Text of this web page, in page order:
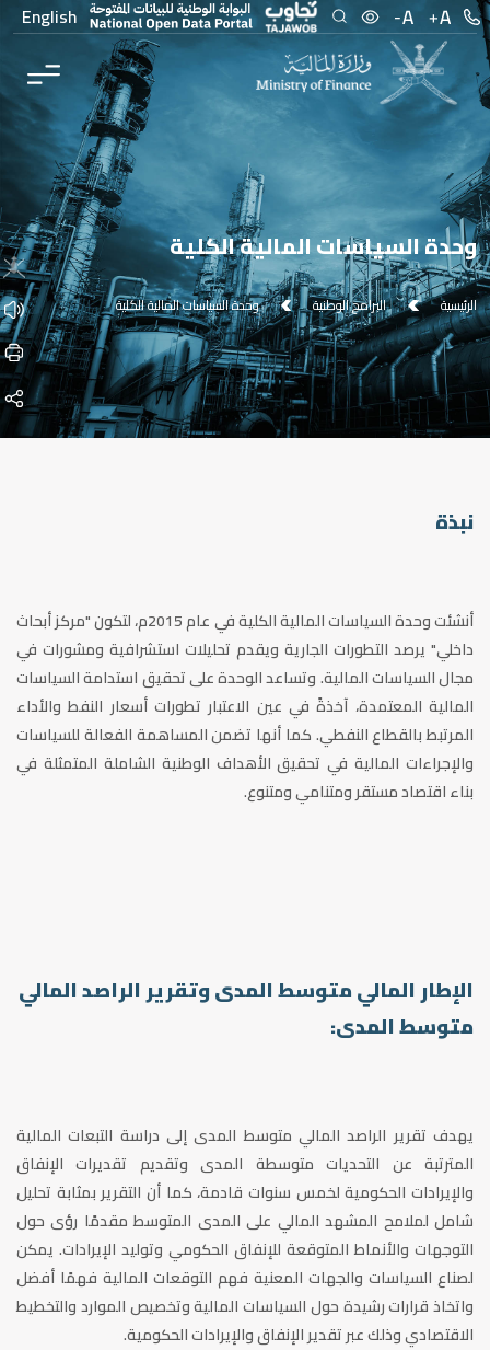
English
وحدة السياسات المالية الكلية
الرئيسية البرامج الوطنية وحدة السياسات المالية الكلية
نبذة
أنشئت وحدة السياسات المالية الكلية في عام 2015م، لتكون "مركز أبحاث
داخلي" يرصد التطورات الجارية ويقدم تحليلات استشرافية ومشورات في
مجال السياسات المالية. وتساعد الوحدة على تحقيق استدامة السياسات
المالية المعتمدة، آخذةً في عين الاعتبار تطورات أسعار النفط والأداء
المرتبط بالقطاع النفطي. كما أنها تضمن المساهمة الفعالة للسياسات
والإجراءات المالية في تحقيق الأهداف الوطنية الشاملة المتمثلة في
بناء اقتصاد مستقر ومتنامي ومتنوع.
الإطار المالي متوسط المدى وتقرير الراصد المالي
متوسط المدى:
يهدف تقرير الراصد المالي متوسط المدى إلى دراسة التبعات المالية
المترتبة عن التحديات متوسطة المدى وتقديم تقديرات الإنفاق
والإيرادات الحكومية لخمس سنوات قادمة، كما أن التقرير بمثابة تحليل
شامل لملامح المشهد المالي على المدى المتوسط مقدمًا رؤى حول
التوجهات والأنماط المتوقعة للإنفاق الحكومي وتوليد الإيرادات. يمكن
لصناع السياسات والجهات المعنية فهم التوقعات المالية فهمًا أفضل
واتخاذ قرارات رشيدة حول السياسات المالية وتخصيص الموارد والتخطيط
الاقتصادي وذلك عبر تقدير الإنفاق والإيرادات الحكومية.